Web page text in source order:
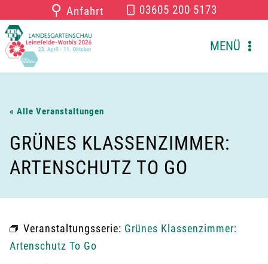
Inhalt
springen
⚲ Anfahrt 03605 200 5173
MENÜ
« Alle Veranstaltungen
GRÜNES KLASSENZIMMER:
ARTENSCHUTZ TO GO
Veranstaltungsserie: Grünes Klassenzimmer:
Artenschutz To Go